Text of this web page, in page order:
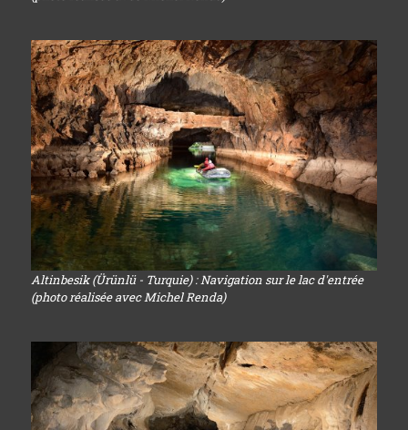
Altinbesik (Ürünlü - Turquie) : Navigation sur le lac d'entrée
(photo réalisée avec Michel Renda)